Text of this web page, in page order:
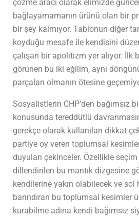
çözme aracı olarak elimizde
bağlayamamanın ürünü olan bir
bir şey kalmıyor. Tablonun diğer
koyduğu mesafe ile kendisini
çalışan bir apolitizm yer alıyor. İlk
görünen bu iki eğilim, aynı
parçaları olmanın ötesine
Sosyalistlerin CHP’den bağımsız
konusunda tereddütlü
gerekçe olarak kullanılan dikkat
partiye oy veren toplumsal
duyulan çekinceler. Özellikle seçim
dillendirilen bu mantık dizgesine
kendilerine yakın olabilecek ve sol
barındıran bu toplumsal kesimler
kurabilme adına kendi bağımsız